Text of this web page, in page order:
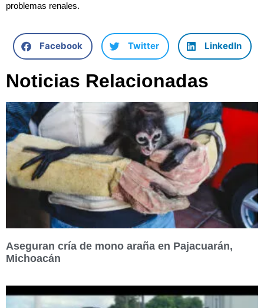
problemas renales.
Facebook Twitter LinkedIn
Noticias Relacionadas
Aseguran cría de mono araña en Pajacuarán,
Michoacán